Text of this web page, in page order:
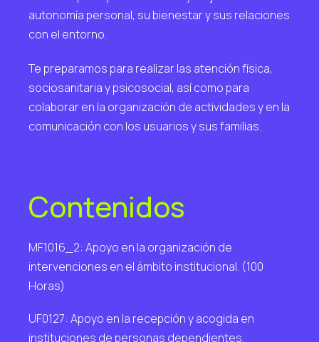
autonomía personal, su bienestar y sus relaciones
con el entorno.
Te preparamos para realizar las atención física,
sociosanitaria y psicosocial, así como para
colaborar en la organización de actividades y en la
comunicación con los usuarios y sus familias.
Contenidos
MF1016_2: Apoyo en la organización de
intervenciones en el ámbito institucional. (100
Horas)
UF0127: Apoyo en la recepción y acogida en
instituciones de personas dependientes.